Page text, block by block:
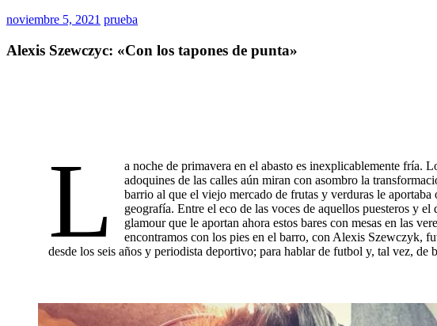
noviembre 5, 2021 prueba
Alexis Szewczyc: «Con los tapones de punta»
L
a noche de primavera en el abasto es inexplicablemente fría.
adoquines de las calles aún miran con asombro la
barrio al que el viejo mercado de frutas y verduras le aportaba
geografía. Entre el eco de las voces de aquellos puesteros y el
glamour que le aportan ahora estos bares con mesas en las
encontramos con los pies en el barro, con Alexis Szewczyk,
desde los seis años y periodista deportivo; para hablar de futbol y, tal vez,